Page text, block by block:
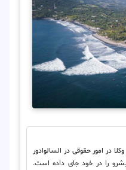
در امور حقوقی در السالوادور
را در خود جای داده است.